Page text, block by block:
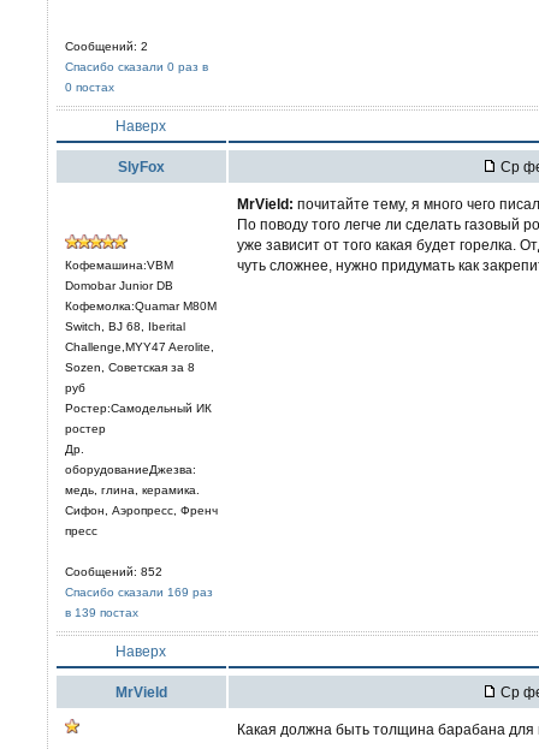
Сообщений: 2
Спасибо сказали 0 раз в
0 постах
Наверх
SlyFox Ср
Кофемашина:VBM
Domobar Junior DB
Кофемолка:Quamar M80M
Switch, BJ 68, Iberital
Challenge,MYY47 Aerolite,
Sozen, Советская за 8
руб
Ростер:Самодельный ИК
ростер
Др.
оборудованиеДжезва:
медь, глина, керамика.
Сифон, Аэропресс, Френч
пресс
Сообщений: 852
Спасибо сказали 169 раз
в 139 постах
MrVield: почитайте тему, я много чего
По поводу того легче ли сделать газовый
уже зависит от того какая будет горелка.
чуть сложнее, нужно придумать как
Наверх
MrVield Ср
Какая должна быть толщина барабана для